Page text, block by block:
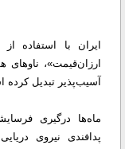
ایران با استفاده
ارزان‌قیمت»، ناوهای
آسیب‌پذیر تبدیل
ماه‌ها درگیری
پدافندی نیروی